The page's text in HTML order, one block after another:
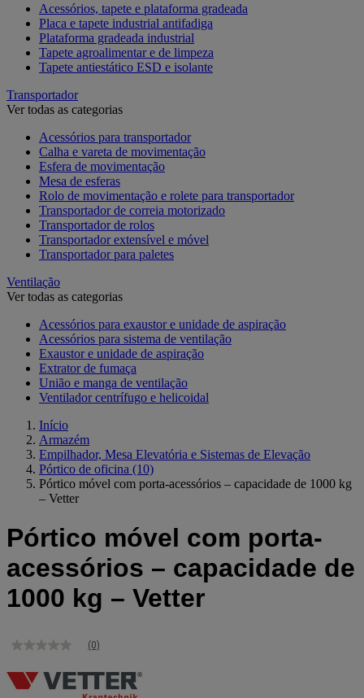
Acessórios, tapete e plataforma gradeada
Placa e tapete industrial antifadiga
Plataforma gradeada industrial
Tapete agroalimentar e de limpeza
Tapete antiestático ESD e isolante
Transportador
Ver todas as categorias
Acessórios para transportador
Calha e vareta de movimentação
Esfera de movimentação
Mesa de esferas
Rolo de movimentação e rolete para transportador
Transportador de correia motorizado
Transportador de rolos
Transportador extensível e móvel
Transportador para paletes
Ventilação
Ver todas as categorias
Acessórios para exaustor e unidade de aspiração
Acessórios para sistema de ventilação
Exaustor e unidade de aspiração
Extrator de fumaça
União e manga de ventilação
Ventilador centrífugo e helicoidal
Início
Armazém
Empilhador, Mesa Elevatória e Sistemas de Elevação
Pórtico de oficina (10)
Pórtico móvel com porta-acessórios – capacidade de 1000 kg
– Vetter
Pórtico móvel com porta-
acessórios – capacidade de
1000 kg – Vetter
Sem
de
classificação
(0)